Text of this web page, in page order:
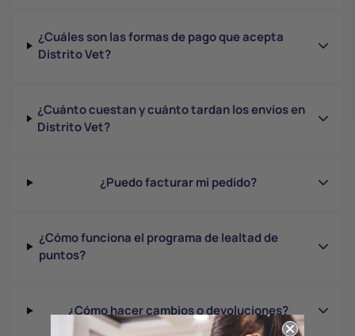
¿Cuáles son las formas de pago que acepta
Distrito Vet?
¿Cuánto cuestan y cuánto tardan los envíos en
Distrito Vet?
¿Puedo facturar mi pedido?
¿Cómo funciona el programa de lealtad de
puntos?
¿Cómo hacer cambios o devoluciones?